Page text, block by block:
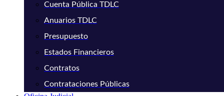
Cuenta Pública TDLC
Anuarios TDLC
Presupuesto
Estados Financieros
Contratos
Contrataciones Públicas